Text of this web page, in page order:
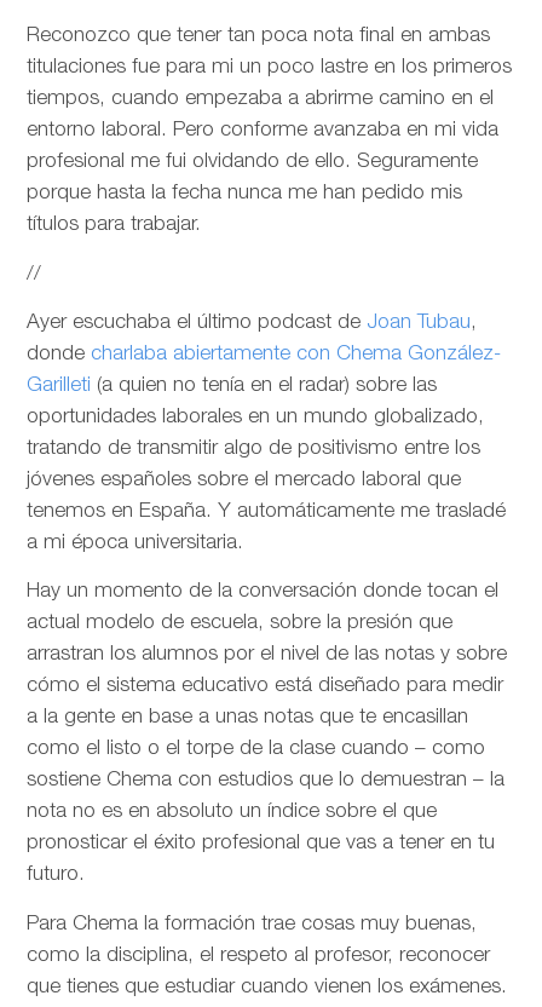
Reconozco que tener tan poca nota final en ambas
titulaciones fue para mi un poco lastre en los primeros
tiempos, cuando empezaba a abrirme camino en el
entorno laboral. Pero conforme avanzaba en mi vida
profesional me fui olvidando de ello. Seguramente
porque hasta la fecha nunca me han pedido mis
títulos para trabajar.
//
Ayer escuchaba el último podcast de Joan Tubau,
donde charlaba abiertamente con Chema González-
Garilleti (a quien no tenía en el radar) sobre las
oportunidades laborales en un mundo globalizado,
tratando de transmitir algo de positivismo entre los
jóvenes españoles sobre el mercado laboral que
tenemos en España. Y automáticamente me trasladé
a mi época universitaria.
Hay un momento de la conversación donde tocan el
actual modelo de escuela, sobre la presión que
arrastran los alumnos por el nivel de las notas y sobre
cómo el sistema educativo está diseñado para medir
a la gente en base a unas notas que te encasillan
como el listo o el torpe de la clase cuando – como
sostiene Chema con estudios que lo demuestran – la
nota no es en absoluto un índice sobre el que
pronosticar el éxito profesional que vas a tener en tu
futuro.
Para Chema la formación trae cosas muy buenas,
como la disciplina, el respeto al profesor, reconocer
que tienes que estudiar cuando vienen los exámenes.